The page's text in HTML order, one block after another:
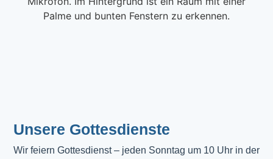
Unsere Gottesdienste
Wir feiern Gottesdienst – jeden Sonntag um 10 Uhr in der